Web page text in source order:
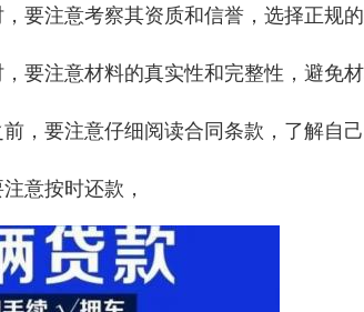
要注意考察其资质和信誉，选择正规的
要注意材料的真实性和完整性，避免材
，要注意仔细阅读合同条款，了解自己
意按时还款，